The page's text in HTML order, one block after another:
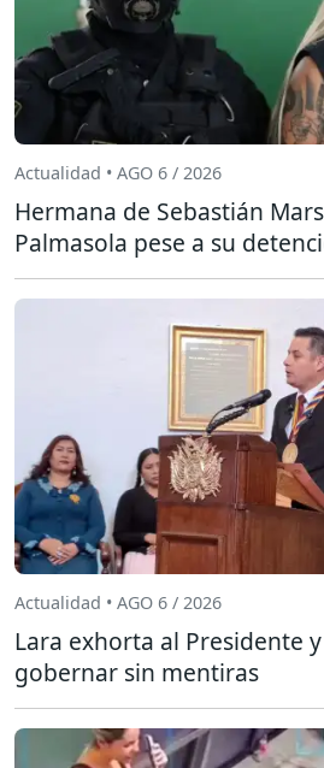
Actualidad • AGO 6 / 2026
Hermana de Sebastián
Palmasola pese a su
Actualidad • AGO 6 / 2026
Lara exhorta al Presidente
gobernar sin mentiras